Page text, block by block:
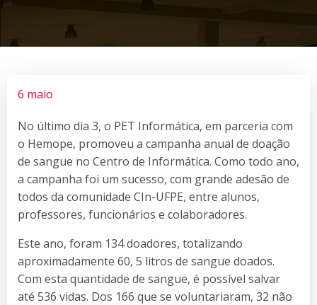
6 maio
No último dia 3, o PET Informática, em parceria com
o Hemope, promoveu a campanha anual de doação
de sangue no Centro de Informática. Como todo ano,
a campanha foi um sucesso, com grande adesão de
todos da comunidade CIn-UFPE, entre alunos,
professores, funcionários e colaboradores.
Este ano, foram 134 doadores, totalizando
aproximadamente 60, 5 litros de sangue doados.
Com esta quantidade de sangue, é possível salvar
até 536 vidas. Dos 166 que se voluntariaram, 32 não